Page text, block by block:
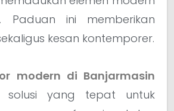
Paduan ini memberikan
kesan kontemporer.
modern di Banjarmasin
solusi yang tepat untuk